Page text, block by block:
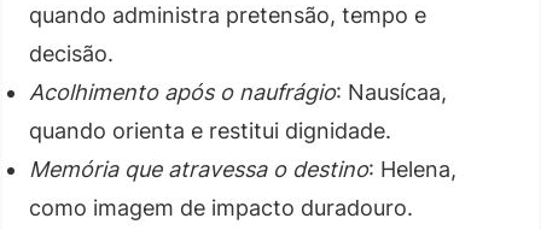
quando administra pretensão, tempo e
decisão.
Acolhimento após o naufrágio: Nausícaa,
quando orienta e restitui dignidade.
Memória que atravessa o destino: Helena,
como imagem de impacto duradouro.